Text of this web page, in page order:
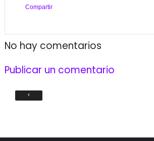
Compartir
No hay comentarios
Publicar un comentario
‹